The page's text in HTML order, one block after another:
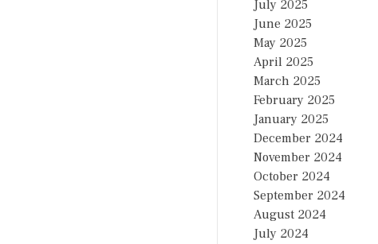
July 2025
June 2025
May 2025
April 2025
March 2025
February 2025
January 2025
December 2024
November 2024
October 2024
September 2024
August 2024
July 2024